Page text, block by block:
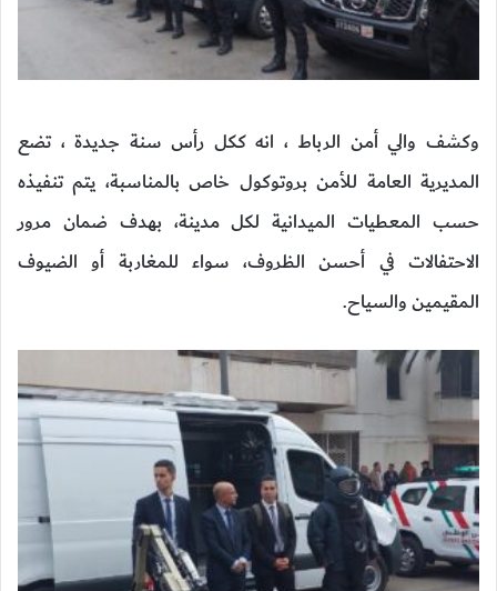
وكشف والي أمن الرباط ، انه ككل رأس سنة جديدة ، تضع
المديرية العامة للأمن بروتوكول خاص بالمناسبة، يتم تنفيذه
حسب المعطيات الميدانية لكل مدينة، بهدف ضمان مرور
الاحتفالات في أحسن الظروف، سواء للمغاربة أو الضيوف
المقيمين والسياح.